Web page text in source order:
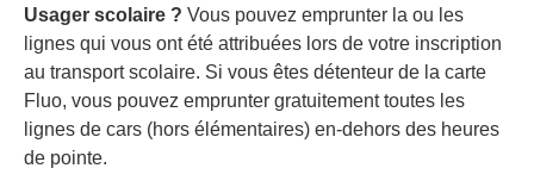
Usager scolaire ? Vous pouvez emprunter la ou les
lignes qui vous ont été attribuées lors de votre inscription
au transport scolaire. Si vous êtes détenteur de la carte
Fluo, vous pouvez emprunter gratuitement toutes les
lignes de cars (hors élémentaires) en-dehors des heures
de pointe.